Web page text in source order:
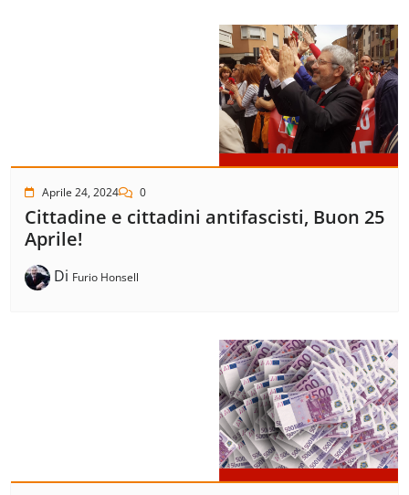
Aprile 24, 2024 0
Cittadine e cittadini antifascisti, Buon 25
Aprile!
Di Furio Honsell